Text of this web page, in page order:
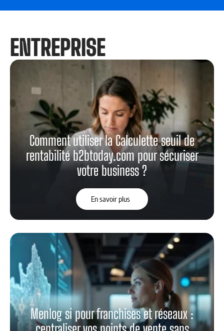
ENTREPRISE
Comment utiliser la Calculette seuil de
rentabilité b2btoday.com pour sécuriser
votre business ?
En savoir plus
Menlog si pour franchises et réseaux :